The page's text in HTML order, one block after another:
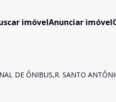
imóvelAnunciar imóvel
DE ÔNIBUS,R. SANTO